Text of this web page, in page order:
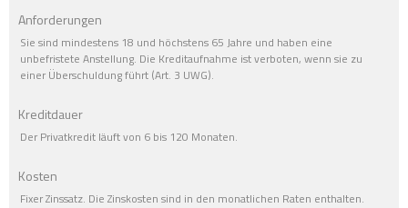
Anforderungen
Sie sind mindestens 18 und höchstens 65 Jahre und haben eine
unbefristete Anstellung. Die Kreditaufnahme ist verboten, wenn sie zu
einer Überschuldung führt (Art. 3 UWG).
Kreditdauer
Der Privatkredit läuft von 6 bis 120 Monaten.
Kosten
Fixer Zinssatz. Die Zinskosten sind in den monatlichen Raten enthalten.